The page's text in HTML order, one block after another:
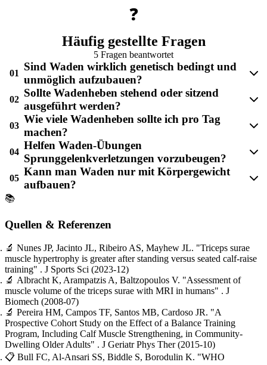
❓
Häufig gestellte Fragen
5 Fragen beantwortet
01
Sind Waden wirklich genetisch bedingt und
unmöglich aufzubauen?
02
Sollte Wadenheben stehend oder sitzend
ausgeführt werden?
03
Wie viele Wadenheben sollte ich pro Tag
machen?
04
Helfen Waden-Übungen
Sprunggelenkverletzungen vorzubeugen?
05
Kann man Waden nur mit Körpergewicht
aufbauen?
📚
Quellen & Referenzen
🔬 Nunes JP, Jacinto JL, Ribeiro AS, Mayhew JL. "Triceps surae
muscle hypertrophy is greater after standing versus seated calf-raise
training" . J Sports Sci (2023-12)
🔬 Albracht K, Arampatzis A, Baltzopoulos V. "Assessment of
muscle volume of the triceps surae with MRI in humans" . J
Biomech (2008-07)
🔬 Pereira HM, Campos TF, Santos MB, Cardoso JR. "A
Prospective Cohort Study on the Effect of a Balance Training
Program, Including Calf Muscle Strengthening, in Community-
Dwelling Older Adults" . J Geriatr Phys Ther (2015-10)
📋 Bull FC, Al-Ansari SS, Biddle S, Borodulin K. "WHO